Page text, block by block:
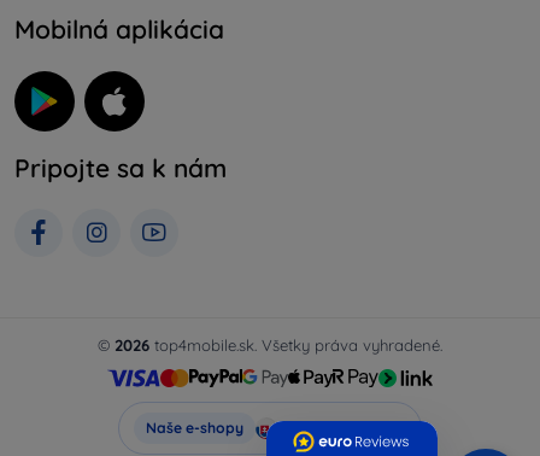
Mobilná aplikácia
Pripojte sa k nám
© 2026 top4mobile.sk. Všetky práva vyhradené.
Naše e-shopy Top4Mobile.sk